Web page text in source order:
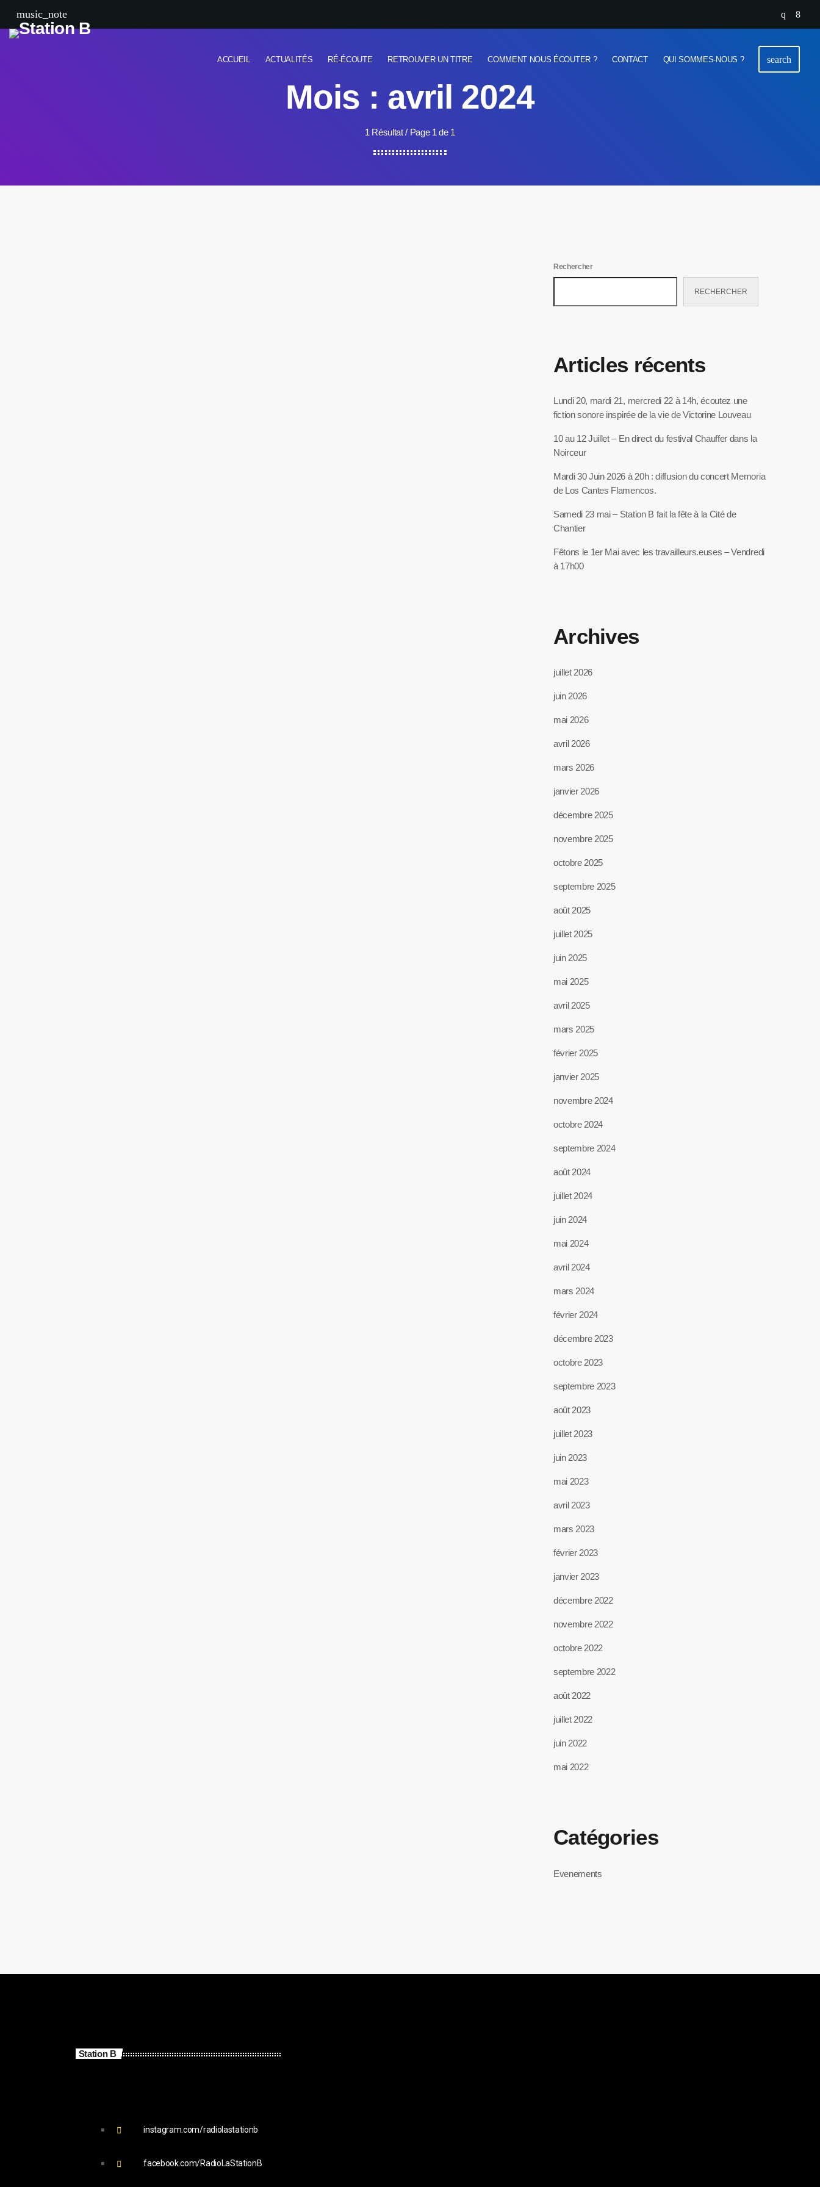
music_note
ACCUEIL ACTUALITÉS RÉ-ÉCOUTE RETROUVER UN TITRE COMMENT NOUS ÉCOUTER ? CONTACT QUI SOMMES-NOUS ? search
Mois : avril 2024
1 Résultat / Page 1 de 1
Rechercher
RECHERCHER
Articles récents
Lundi 20, mardi 21, mercredi 22 à 14h, écoutez une
fiction sonore inspirée de la vie de Victorine Louveau
10 au 12 Juillet – En direct du festival Chauffer dans la
Noirceur
Mardi 30 Juin 2026 à 20h : diffusion du concert Memoria
de Los Cantes Flamencos.
Samedi 23 mai – Station B fait la fête à la Cité de
Chantier
Fêtons le 1er Mai avec les travailleurs.euses – Vendredi
à 17h00
Archives
juillet 2026
juin 2026
mai 2026
avril 2026
mars 2026
janvier 2026
décembre 2025
novembre 2025
octobre 2025
septembre 2025
août 2025
juillet 2025
juin 2025
mai 2025
avril 2025
mars 2025
février 2025
janvier 2025
novembre 2024
octobre 2024
septembre 2024
août 2024
juillet 2024
juin 2024
mai 2024
avril 2024
mars 2024
février 2024
décembre 2023
octobre 2023
septembre 2023
août 2023
juillet 2023
juin 2023
mai 2023
avril 2023
mars 2023
février 2023
janvier 2023
décembre 2022
novembre 2022
octobre 2022
septembre 2022
août 2022
juillet 2022
juin 2022
mai 2022
Catégories
Evenements
Station B
instagram.com/radiolastationb
facebook.com/RadioLaStationB